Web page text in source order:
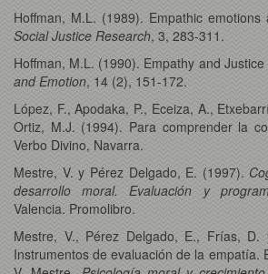
Hoffman, M.L. (1989). Empathic emotions
Social Justice Research, 3, 283-311.
Hoffman, M.L. (1990). Empathy and
and Emotion, 14 (2), 151-172.
López, F., Apodaka, P., Eceiza, A.,
Ortiz, M.J. (1994). Para comprender la
Verbo Divino, Navarra.
Mestre, V. y Pérez Delgado, E. (1997).
desarrollo moral. Evaluación y
Valencia. Promolibro.
Mestre, V., Pérez Delgado, E., Frías, D.
Instrumentos de evaluación de la empatía.